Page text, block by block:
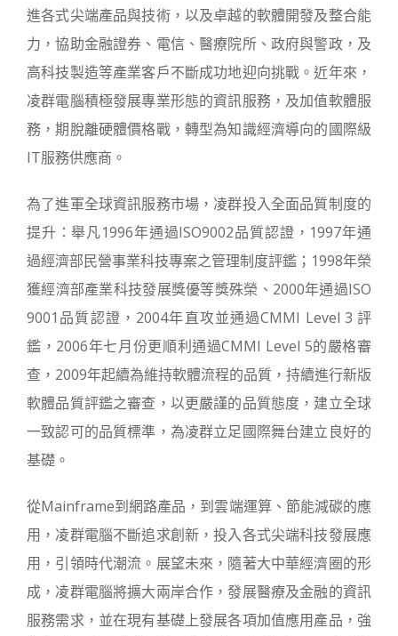
進各式尖端產品與技術，以及卓越的軟體開發及整合能
力，協助金融證券、電信、醫療院所、政府與警政，及
高科技製造等產業客戶不斷成功地迎向挑戰。近年來，
凌群電腦積極發展專業形態的資訊服務，及加值軟體服
務，期脫離硬體價格戰，轉型為知識經濟導向的國際級
IT服務供應商。
為了進軍全球資訊服務市場，凌群投入全面品質制度的
提升：舉凡1996年通過ISO9002品質認證，1997年通
過經濟部民營事業科技專案之管理制度評鑑；1998年榮
獲經濟部產業科技發展獎優等獎殊榮、2000年通過ISO
9001品質認證，2004年直攻並通過CMMI Level 3 評
鑑，2006年七月份更順利通過CMMI Level 5的嚴格審
查，2009年起續為維持軟體流程的品質，持續進行新版
軟體品質評鑑之審查，以更嚴謹的品質態度，建立全球
一致認可的品質標準，為凌群立足國際舞台建立良好的
基礎。
從Mainframe到網路產品，到雲端運算、節能減碳的應
用，凌群電腦不斷追求創新，投入各式尖端科技發展應
用，引領時代潮流。展望未來，隨著大中華經濟圈的形
成，凌群電腦將擴大兩岸合作，發展醫療及金融的資訊
服務需求，並在現有基礎上發展各項加值應用產品，強